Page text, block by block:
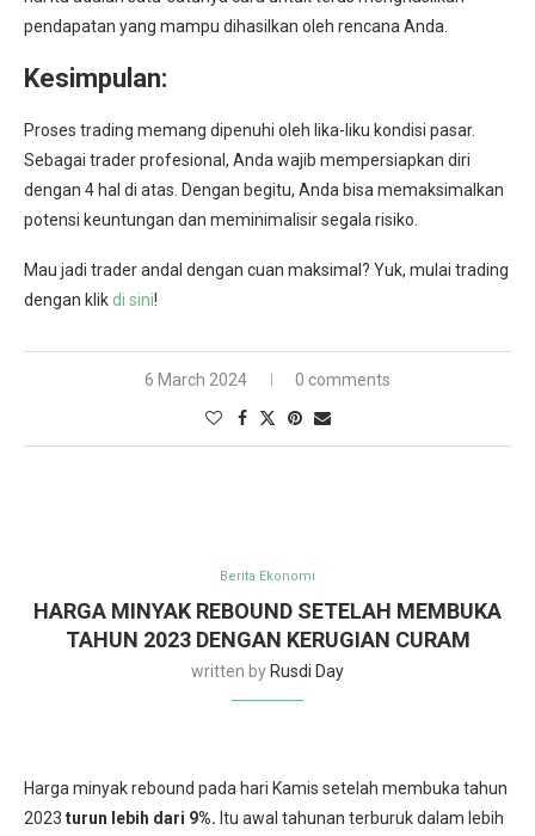
pendapatan yang mampu dihasilkan oleh rencana Anda.
Kesimpulan:
Proses trading memang dipenuhi oleh lika-liku kondisi pasar.
Sebagai trader profesional, Anda wajib mempersiapkan diri
dengan 4 hal di atas. Dengan begitu, Anda bisa memaksimalkan
potensi keuntungan dan meminimalisir segala risiko.
Mau jadi trader andal dengan cuan maksimal? Yuk, mulai trading
dengan klikdi sini!
6 March 2024 0 comments
Berita Ekonomi
HARGA MINYAK REBOUND SETELAH MEMBUKA
TAHUN 2023 DENGAN KERUGIAN CURAM
written by Rusdi Day
Harga minyak rebound pada hari Kamis setelah membuka tahun
2023 turun lebih dari 9%. Itu awal tahunan terburuk dalam lebih